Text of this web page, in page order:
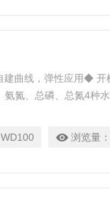
曲线，弹性应用◆ 开
氮、总磷、总氮4种
WD100 浏览量：